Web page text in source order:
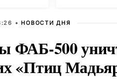
• НОВОСТИ ДНЯ
ФАБ-500
«Птиц